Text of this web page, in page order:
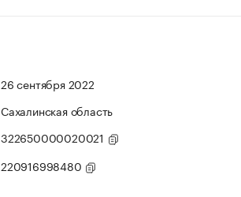
26 сентября 2022
Сахалинская область
322650000020021
220916998480